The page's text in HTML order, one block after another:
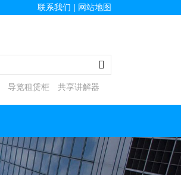
联系我们 | 网站地图
导览租赁柜 共享讲解器